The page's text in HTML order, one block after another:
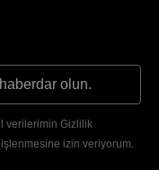
verilerimin Gizlilik
izin veriyorum.